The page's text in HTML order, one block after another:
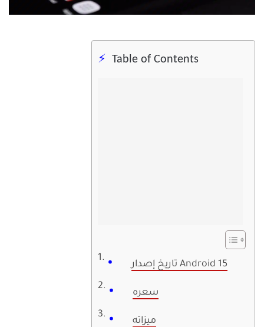
Table of Contents
تاريخ إصدار Android 15
سعره
ميزاته